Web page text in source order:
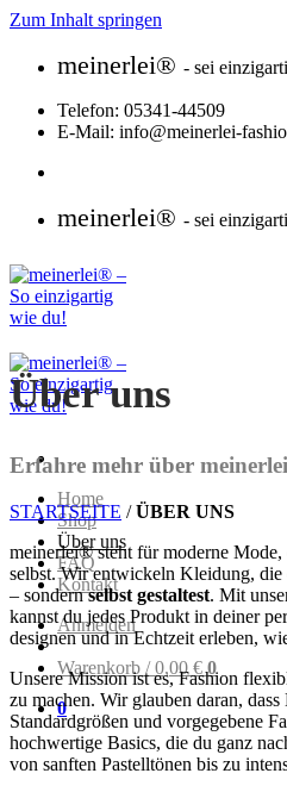
Zum Inhalt springen
meinerlei® - sei
Telefon: 05341-44509
E-Mail: info@meinerlei-
meinerlei® - sei
Home
Shop
Über uns
FAQ
Kontakt
Anmelden
Warenkorb /0,00€ 0
0
Über uns
Erfahre mehr über
STARTSEITE /ÜBER UNS
meinerlei® steht für moderne
selbst. Wir entwickeln Kleidung,
– sondernselbst gestaltest. Mit
kannst du jedes Produkt in deiner
designen und in Echtzeit erleben,
Unsere Mission ist es, Fashion
zu machen. Wir glauben daran,
Standardgrößen und vorgegebene
hochwertige Basics, die du ganz
von sanften Pastelltönen bis zu